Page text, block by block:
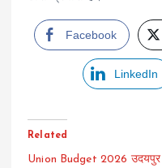
Facebook
LinkedIn
Related
Union Budget 2026 उदयपुर